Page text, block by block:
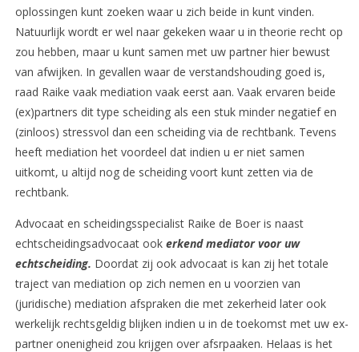
oplossingen kunt zoeken waar u zich beide in kunt vinden.
Natuurlijk wordt er wel naar gekeken waar u in theorie recht op
zou hebben, maar u kunt samen met uw partner hier bewust
van afwijken. In gevallen waar de verstandshouding goed is,
raad Raike vaak mediation vaak eerst aan. Vaak ervaren beide
(ex)partners dit type scheiding als een stuk minder negatief en
(zinloos) stressvol dan een scheiding via de rechtbank. Tevens
heeft mediation het voordeel dat indien u er niet samen
uitkomt, u altijd nog de scheiding voort kunt zetten via de
rechtbank.
Advocaat en scheidingsspecialist Raike de Boer is naast
echtscheidingsadvocaat ookerkend mediator voor uw
echtscheiding. Doordat zij ook advocaat is kan zij het totale
traject van mediation op zich nemen en u voorzien van
(juridische) mediation afspraken die met zekerheid later ook
werkelijk rechtsgeldig blijken indien u in de toekomst met uw ex-
partner onenigheid zou krijgen over afsrpaaken. Helaas is het